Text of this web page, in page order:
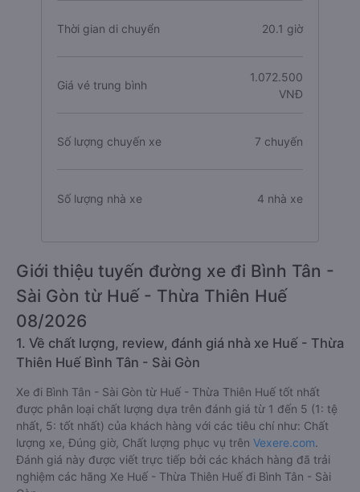
Thời gian di chuyển 20.1 giờ
Giá vé trung bình
1.072.500
VNĐ
Số lượng chuyến xe 7 chuyến
Số lượng nhà xe 4 nhà xe
Giới thiệu tuyến đường xe đi Bình Tân -
Sài Gòn từ Huế - Thừa Thiên Huế
08/2026
1. Về chất lượng, review, đánh giá nhà xe Huế - Thừa
Thiên Huế Bình Tân - Sài Gòn
Xe đi Bình Tân - Sài Gòn từ Huế - Thừa Thiên Huế tốt nhất
được phân loại chất lượng dựa trên đánh giá từ 1 đến 5 (1: tệ
nhất, 5: tốt nhất) của khách hàng với các tiêu chí như: Chất
lượng xe, Đúng giờ, Chất lượng phục vụ trên Vexere.com.
Đánh giá này được viết trực tiếp bởi các khách hàng đã trải
nghiệm các hãng Xe Huế - Thừa Thiên Huế đi Bình Tân - Sài